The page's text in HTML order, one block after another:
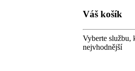
Váš košík
Vyberte službu,
nejvhodnější